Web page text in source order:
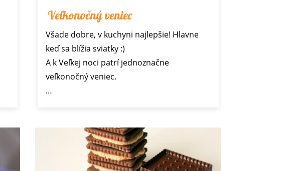
Veľkonočný veniec
Všade dobre, v kuchyni najlepšie! Hlavne
keď sa blížia sviatky :)
A k Veľkej noci patrí jednoznačne
veľkonočný veniec.
…